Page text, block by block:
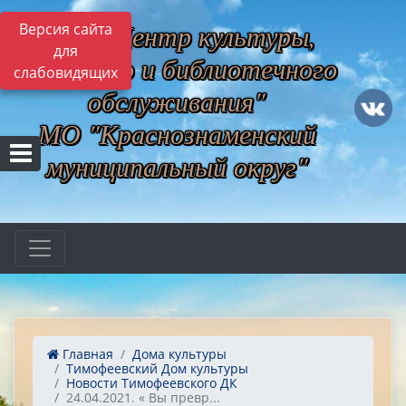
Версия сайта
для
слабовидящих
МБУ "Центр культуры,
музейного и библиотечного
обслуживания"
МО "Краснознаменский
муниципальный округ"
Главная
Дома культуры
Тимофеевский Дом культуры
Новости Тимофеевского ДК
24.04.2021. « Вы превр...